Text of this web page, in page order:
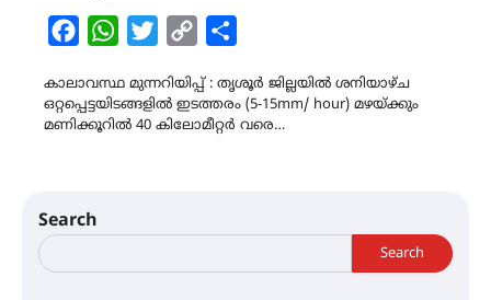
FacebookWhatsAppTwitterCopy
കാലാവസ്ഥ മുന്നറിയിപ്പ് : തൃശൂർ ജില്ലയിൽ ശനിയാഴ്ച
ഒറ്റപ്പെട്ടയിടങ്ങളിൽ ഇടത്തരം (5-15mm/ hour) മഴയ്ക്കും
മണിക്കൂറിൽ 40 കിലോമീറ്റർ വരെ…
Search
Search